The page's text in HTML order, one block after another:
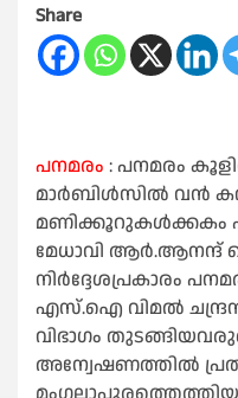
Share
പനമരം : പനമരം
മാര്‍ബിള്‍സില്‍ വന്‍
മണിക്കൂറുകള്‍ക്കകം
മേധാവി ആര്‍.ആനന്ദ്
നിര്‍ദ്ദേശപ്രകാരം
എസ്.ഐ വിമല്‍
വിഭാഗം
അന്വേഷണത്തില്‍